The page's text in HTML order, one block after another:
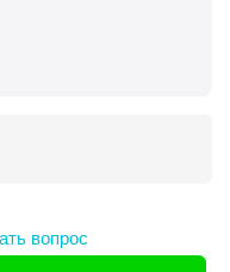
вопрос